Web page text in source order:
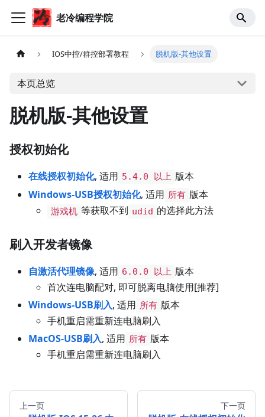
老冷编程学院
IOS中控/群控部署教程 脱机版-其他设置
本页总览
脱机版-其他设置
授权初始化
在线授权初始化, 适用 5.4.0 以上 版本
Windows-USB授权初始化, 适用 所有 版本
游戏机 等获取不到 udid 的选择此方法
刷入开发者镜像
自激活代理镜像, 适用 6.0.0 以上 版本
首次连电脑配对, 即可脱离电脑使用[推荐]
Windows-USB刷入, 适用 所有 版本
手机重启需重新连电脑刷入
MacOS-USB刷入, 适用 所有 版本
手机重启需重新连电脑刷入
上一页 下一页